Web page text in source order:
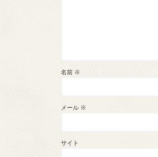
名前 ※
メール ※
サイト